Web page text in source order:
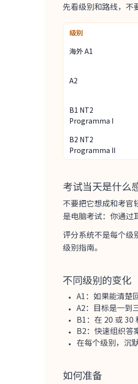
先看级别和路线，不
级别
海外 A1
A2
B1 NT2
Programma I
B2 NT2
Programma II
考试当天是什么
不要把它想成和考官
是电脑考试：你通过
评分系统不是每个级
级别指南。
不同级别的变化
A1：如果能清楚
A2：目标是一到
B1：在 20 或 30
B2：快速组织答
在每个级别，沉
如何准备